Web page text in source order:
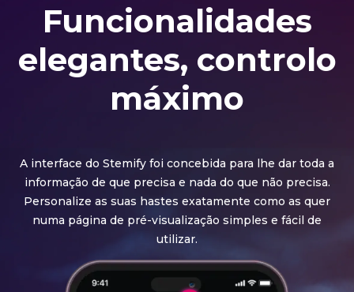
Funcionalidades
elegantes, controlo
máximo
A interface do Stemify foi concebida para lhe dar toda a
informação de que precisa e nada do que não precisa.
Personalize as suas hastes exatamente como as quer
numa página de pré-visualização simples e fácil de
utilizar.